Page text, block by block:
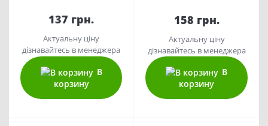
137 грн.
Актуальну ціну
дізнавайтесь в менеджера
В
корзину
158 грн.
Актуальну ціну
дізнавайтесь в менеджера
В
корзину